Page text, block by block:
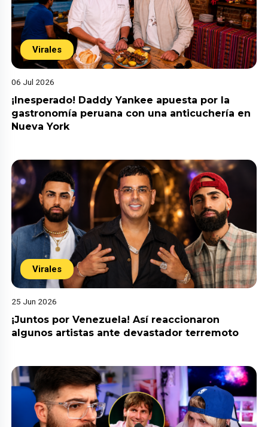
Virales
06 Jul 2026
¡Inesperado! Daddy Yankee apuesta por la
gastronomía peruana con una anticuchería en
Nueva York
Virales
25 Jun 2026
¡Juntos por Venezuela! Así reaccionaron
algunos artistas ante devastador terremoto